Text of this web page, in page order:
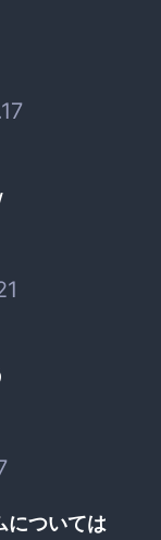
については